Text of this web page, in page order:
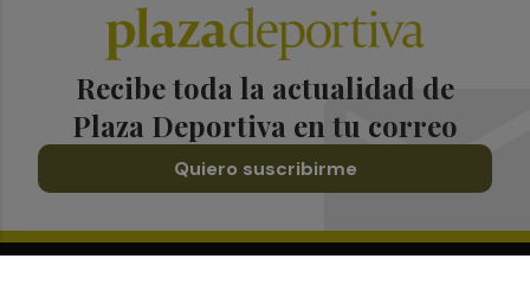
Recibe toda la actualidad de
Plaza Deportiva en tu correo
Quiero suscribirme